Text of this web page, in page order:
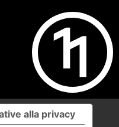
alla privacy